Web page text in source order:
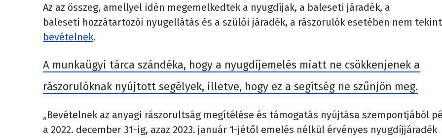
Az az összeg, amellyel idén megemelkedtek a nyugdíjak, a baleseti járadék, a
baleseti hozzátartozói nyugellátás és a szülői járadék, a rászorulók esetében nem
bevételnek.
A munkaügyi tárca szándéka, hogy a nyugdíjemelés miatt ne csökkenjenek a
rászorulóknak nyújtott segélyek, illetve, hogy ez a segítség ne szűnjön meg.
„Bevételnek az anyagi rászorultság megítélése és támogatás nyújtása szempontjából
a 2022. december 31-ig, azaz 2023. január 1-jétől emelés nélkül érvényes nyugdíjjáradék